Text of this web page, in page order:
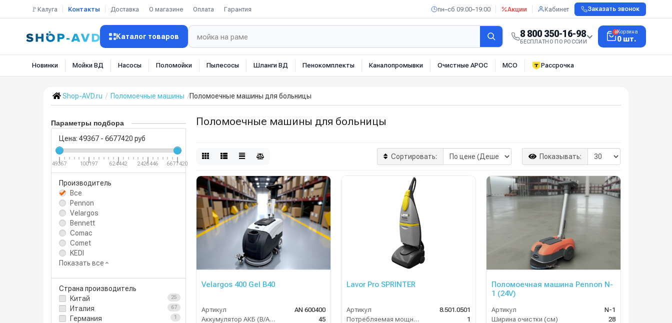
🚩Калуга Контакты Доставка О магазине Оплата Гарантия пн–сб 09:00–19:00 Акции Кабинет Заказать звонок
Каталог товаров 8 800 350-16-98
БЕСПЛАТНО ПО РОССИИ
0Корзина
0 шт.
Новинки Мойки ВД Насосы Поломойки Пылесосы Шланги ВД Пенокомплекты Каналопромывки Очистные АРОС МСО Рассрочка
Shop-AVD.ru Поломоечные машины Поломоечные машины для больницы
Параметры подбора
Цена: 49367 - 6677420 руб
49367 100197 624442 2426446 6677420
Производитель
Все
Pennon
Velargos
Bennett
Comac
Comet
KEDI
Показать все
Страна производитель
Китай
25
Италия 67
Германия 1
Поломоечные машины для больницы
Сортировать: Показывать:
Velargos 400 Gel B40
Артикул
AN 600400
Аккумулятор АКБ (В/А·ч)
45
Lavor Pro SPRINTER
Артикул
8.501.0501
Потребляемая мощность (кВт)
1
Поломоечная машина Pennon N-
1 (24V)
Артикул
N-1
Ширина очистки (см)
28